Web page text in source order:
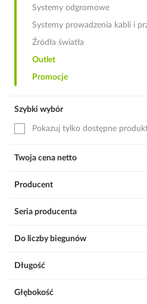
Systemy odgromowe
Systemy prowadzenia kabli i
Źródła światła
Outlet
Promocje
Szybki wybór
Pokazuj tylko dostępne
Twoja cena netto
Producent
Seria producenta
Do liczby biegunów
Długość
Głębokość